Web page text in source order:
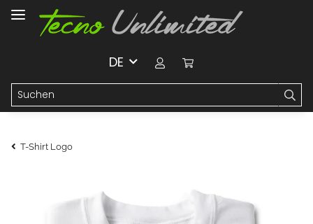
DE
T-Shirt Logo